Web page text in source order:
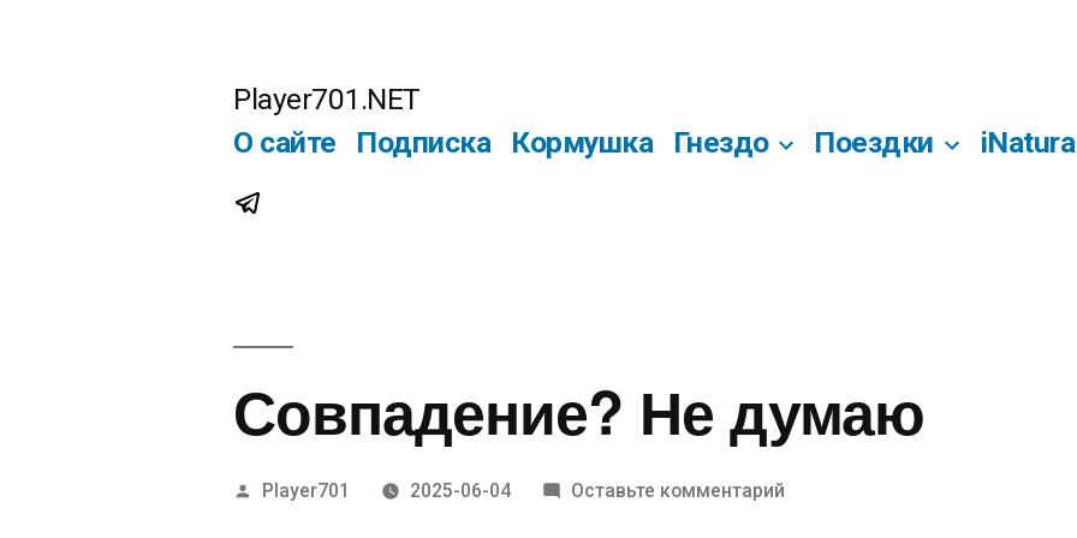
Player701.NET
О сайте
Подписка Кормушка Гнездо Поездки
Telegram
Совпадение? Не думаю
Написано
Player701 2025-06-04 Оставьте комментарийк